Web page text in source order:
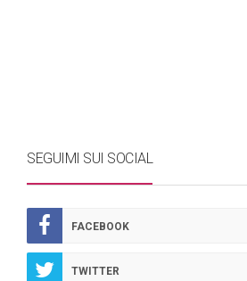
SEGUIMI SUI SOCIAL
FACEBOOK
TWITTER